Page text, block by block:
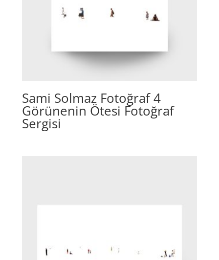
Sami Solmaz Fotoğraf 4
Görünenin Ötesi Fotoğraf
Sergisi